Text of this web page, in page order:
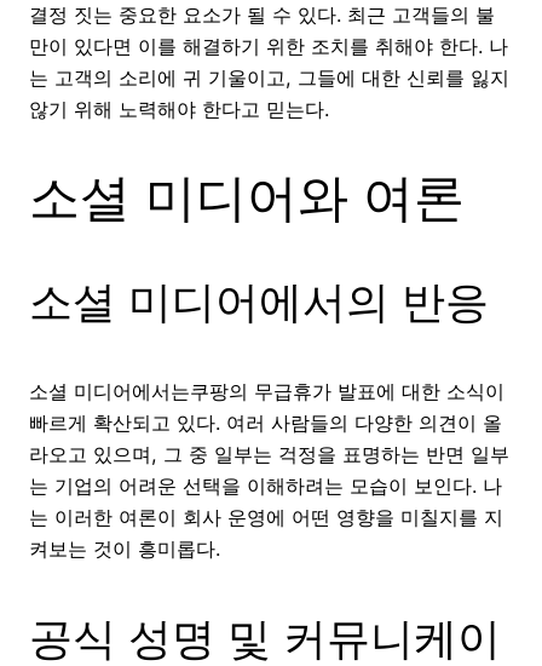
결정 짓는 중요한 요소가 될 수 있다. 최근 고객들의 불
만이 있다면 이를 해결하기 위한 조치를 취해야 한다. 나
는 고객의 소리에 귀 기울이고, 그들에 대한 신뢰를 잃지
않기 위해 노력해야 한다고 믿는다.
소셜 미디어와 여론
소셜 미디어에서의 반응
소셜 미디어에서는쿠팡의 무급휴가 발표에 대한 소식이
빠르게 확산되고 있다. 여러 사람들의 다양한 의견이 올
라오고 있으며, 그 중 일부는 걱정을 표명하는 반면 일부
는 기업의 어려운 선택을 이해하려는 모습이 보인다. 나
는 이러한 여론이 회사 운영에 어떤 영향을 미칠지를 지
켜보는 것이 흥미롭다.
공식 성명 및 커뮤니케이